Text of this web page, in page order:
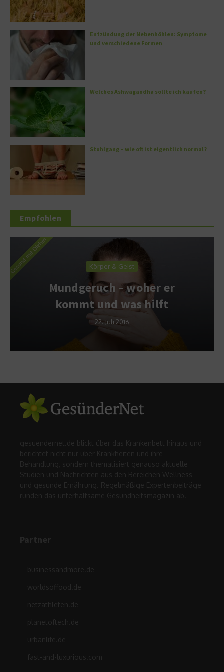
Entzündung der Nebenhöhlen: Symptome
und verschiedene Formen
Welches Ashwagandha sollte ich kaufen?
Stuhlgang – wie oft ist eigentlich normal?
Empfohlen
Körper & Geist
Mundgeruch – woher er
kommt und was hilft
22. Juli 2016
gesuendernet.de blickt über das Krankenbett hinaus und
berichtet nicht nur über Krankheiten und ihre
Behandlung, sondern thematisiert genauso aktuelle
Studien und Nachrichten aus den Bereichen Wellness
und gesunde Ernährung. Regelmäßige Expertenbeiträge
runden das unterhaltsame Gesundheitsmagazin ab.
Partner
businessandmore.de
worldsoffood.de
netzathleten.de
planetoftech.de
urbanlife.de
fast-and-luxurious.com